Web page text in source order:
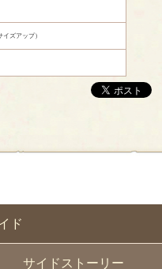
ド
サイドストーリー
ズアップ）